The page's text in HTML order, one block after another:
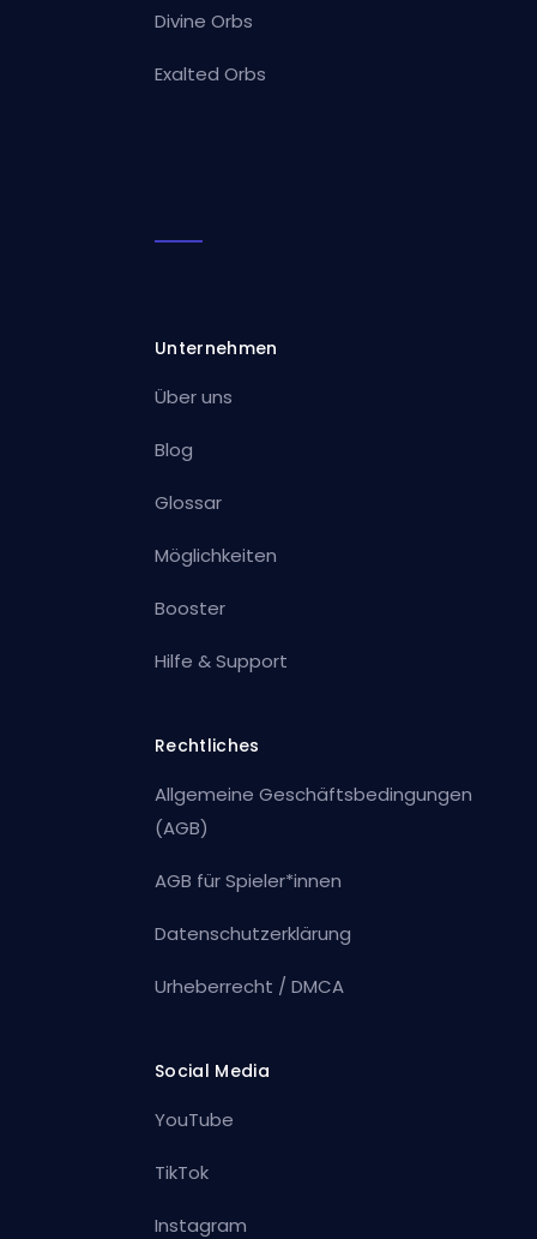
Divine Orbs
Exalted Orbs
Unternehmen
Über uns
Blog
Glossar
Möglichkeiten
Booster
Hilfe & Support
Rechtliches
Allgemeine Geschäftsbedingungen
(AGB)
AGB für Spieler*innen
Datenschutzerklärung
Urheberrecht / DMCA
Social Media
YouTube
TikTok
Instagram